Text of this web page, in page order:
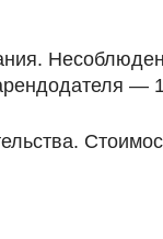
—